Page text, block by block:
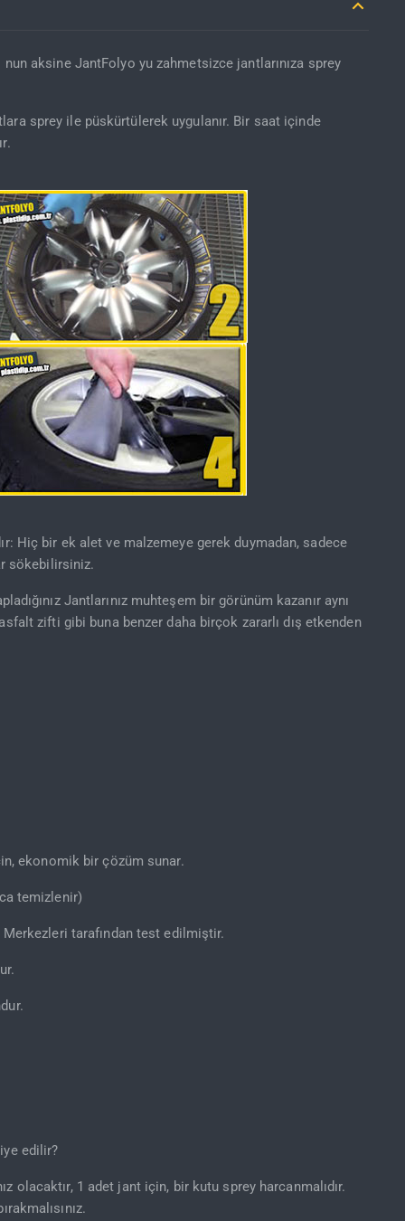
aksine JantFolyo yu zahmetsizce jantlarınıza sprey
sprey ile püskürtülerek uygulanır. Bir saat içinde
Hiç bir ek alet ve malzemeye gerek duymadan, sadece
sökebilirsiniz.
Jantlarınız muhteşem bir görünüm kazanır aynı
zifti gibi buna benzer daha birçok zararlı dış etkenden
ekonomik bir çözüm sunar.
temizlenir)
tarafından test edilmiştir.
edilir?
olacaktır, 1 adet jant için, bir kutu sprey harcanmalıdır.